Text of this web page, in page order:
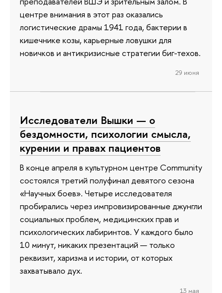
центре внимания в этот раз оказались
логистические драмы 1941 года, бактерии в
кишечнике козы, карьерные ловушки для
новичков и антикризисные стратегии биг-техов.
29 июня
Исследователи Вышки — о
бездомности, психологии смысла,
курении и правах пациентов
В конце апреля в культурном центре Community
состоялся третий полуфинал девятого сезона
«Научных боев». Четыре исследователя
пробирались через импровизированные джунгли
социальных проблем, медицинских прав и
психологических лабиринтов. У каждого было
10 минут, никаких презентаций — только
реквизит, харизма и истории, от которых
захватывало дух.
13 мая